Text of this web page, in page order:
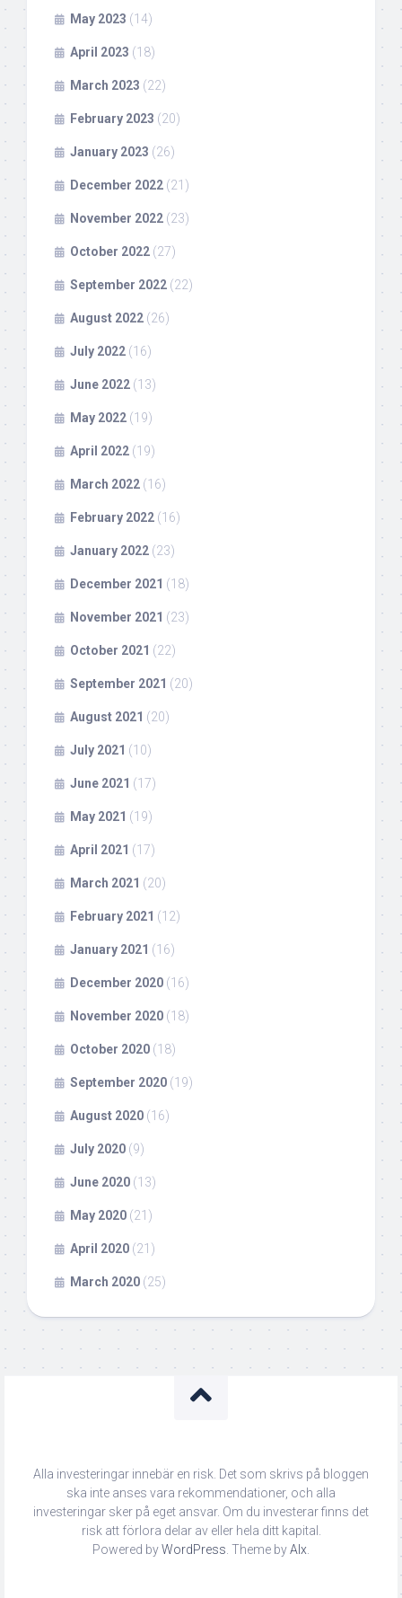
May 2023 (14)
April 2023 (18)
March 2023 (22)
February 2023 (20)
January 2023 (26)
December 2022 (21)
November 2022 (23)
October 2022 (27)
September 2022 (22)
August 2022 (26)
July 2022 (16)
June 2022 (13)
May 2022 (19)
April 2022 (19)
March 2022 (16)
February 2022 (16)
January 2022 (23)
December 2021 (18)
November 2021 (23)
October 2021 (22)
September 2021 (20)
August 2021 (20)
July 2021 (10)
June 2021 (17)
May 2021 (19)
April 2021 (17)
March 2021 (20)
February 2021 (12)
January 2021 (16)
December 2020 (16)
November 2020 (18)
October 2020 (18)
September 2020 (19)
August 2020 (16)
July 2020 (9)
June 2020 (13)
May 2020 (21)
April 2020 (21)
March 2020 (25)
Alla investeringar innebär en risk. Det som skrivs på bloggen
ska inte anses vara rekommendationer, och alla
investeringar sker på eget ansvar. Om du investerar finns det
risk att förlora delar av eller hela ditt kapital.
Powered byWordPress . Theme byAlx